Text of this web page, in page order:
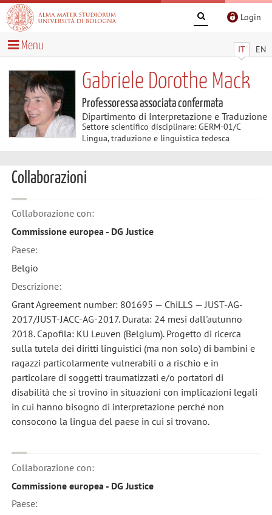
Login
IT EN
Menu
Gabriele Dorothe Mack
Professoressa associata confermata
Dipartimento di Interpretazione e Traduzione
Settore scientifico disciplinare: GERM-01/C
Lingua, traduzione e linguistica tedesca
Collaborazioni
Collaborazione con:
Commissione europea - DG Justice
Paese:
Belgio
Descrizione:
Grant Agreement number: 801695 — ChiLLS — JUST-AG-
2017/JUST-JACC-AG-2017. Durata: 24 mesi dall'autunno
2018. Capofila: KU Leuven (Belgium). Progetto di ricerca
sulla tutela dei diritti linguistici (ma non solo) di bambini e
ragazzi particolarmente vulnerabili o a rischio e in
particolare di soggetti traumatizzati e/o portatori di
disabilità che si trovino in situazioni con implicazioni legali
in cui hanno bisogno di interpretazione perché non
consocono la lingua del paese in cui si trovano.
Collaborazione con:
Commissione europea - DG Justice
Paese: